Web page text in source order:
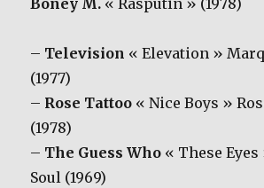
Boney M. « Rasputin » (1978)
– Television « Elevation »
(1977)
– Rose Tattoo « Nice Boys »
(1978)
– The Guess Who « These
Soul (1969)